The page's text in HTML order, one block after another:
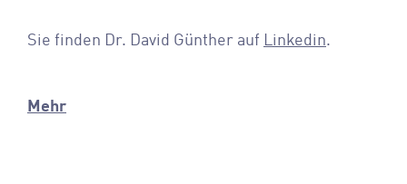
Sie finden Dr. David Günther auf Linkedin.
Mehr